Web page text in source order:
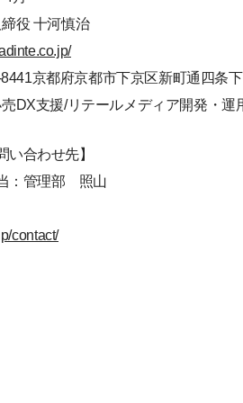
役 十河慎治
京都府京都市下京区新町通四条
DX支援/リテールメディア開発・運
合わせ先】
：管理部 照山
contact/